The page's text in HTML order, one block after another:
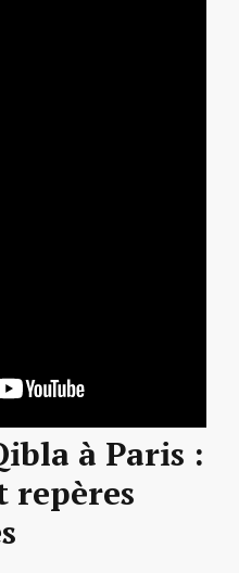
à Paris :